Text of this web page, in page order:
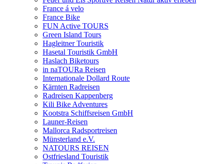
France á velo
France Bike
FUN Active TOURS
Green Island Tours
Hagleitner Touristik
Hasetal Touristik GmbH
Haslach Biketours
in naTOURa Reisen
Internationale Dollard Route
Kärnten Radreisen
Radreisen Kappenberg
Kili Bike Adventures
Kootstra Schiffsreisen GmbH
Launer-Reisen
Mallorca Radsportreisen
Münsterland e.V.
NATOURS REISEN
Ostfriesland Touristik